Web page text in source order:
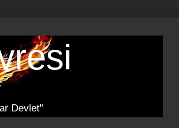
Devlet"